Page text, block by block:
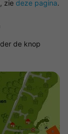
zie deze pagina.
de knop